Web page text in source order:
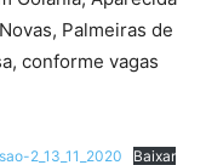
Palmeiras de
conforme vagas
2_13_11_2020 Baixar